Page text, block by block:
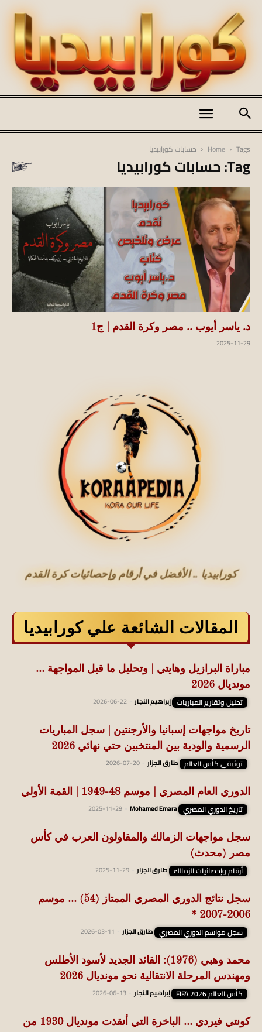
koraapedia
Home Tags حسابات كورابيديا
Tag: حسابات كورابيديا
د. ياسر أيوب .. مصر وكرة القدم | ج1
2025-11-29
كورابيديا .. الأفضل في أرقام وإحصائيات كرة القدم
المقالات الشائعة علي كورابيديا
مباراة البرازيل وهايتي | وتحليل ما قبل المواجهة …
مونديال 2026
تحليل وتقارير المباريات إبراهيم النجار 2026-06-22
تاريخ مواجهات إسبانيا والأرجنتين | سجل المباريات
الرسمية والودية بين المنتخبين حتي نهائي 2026
توثيقي كأس العالم طارق الجزار 2026-07-20
الدوري العام المصري | موسم 48-1949 | القمة الأولي
تاريخ الدوري المصري Mohamed Emara
2025-11-29
سجل مواجهات الزمالك والمقاولون العرب في كأس
مصر (محدث)
أرقام وإحصائيات الزمالك طارق الجزار 2025-11-29
سجل نتائج الدوري المصري الممتاز (54) … موسم
2006-2007 *
سجل مواسم الدوري المصري طارق الجزار 2026-03-11
محمد وهبي (1976): القائد الجديد لأسود الأطلس
ومهندس المرحلة الانتقالية نحو مونديال 2026
كأس العالم FIFA 2026 إبراهيم النجار 2026-06-13
كونتي فيردي … الباخرة التي أنقذت مونديال 1930 من